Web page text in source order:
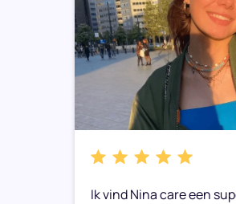
Ik vind Nina care een